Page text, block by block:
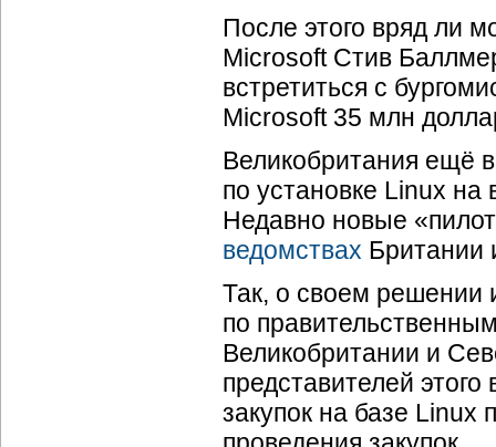
После этого вряд ли
Microsoft Стив
встретиться с
Microsoft 35 млн
Великобритания ещё
по установке Linux
Недавно новые
ведомствах Британии
Так, о своем решении
по
Великобритании и
представителей
закупок на базе Linux